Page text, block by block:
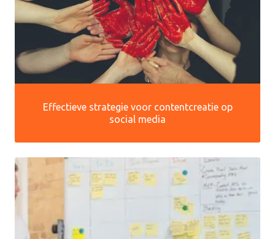
Effectieve strategie voor contentcreatie op
social media